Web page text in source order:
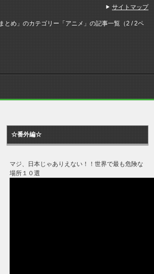
とめ」のカテゴリー「アニメ」の記事一覧（2 / 2ペ
☆番外編☆
マジ、日本じゃありえない！！世界で最も危険な
場所１０選
サイトマップ